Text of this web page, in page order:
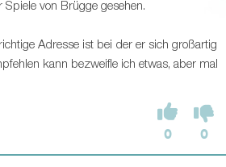
Spiele von Brügge gesehen.
Adresse ist bei der er sich großartig
kann bezweifle ich etwas, aber mal
0 0